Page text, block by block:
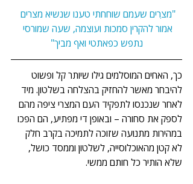
"מצרִים שעמם שוחחתי טענו שנשיא מצרים
אמור להקרין סמכות ועוצמה, שעה שמורסי
נתפש כפאתטי ואף מביך"
כך, האחים המוסלמים גילו שיותר קל ופשוט
להיבחר מאשר להחזיק בהצלחה בשלטון. מיד
לאחר שנכנסו לתפקיד העם המצרי ציפה מהם
לספק את סחורה – ובאופן די מפתיע, הם הפכו
במהירות מתנועה שזוכה לתמיכה בקרב חלק
לא קטן מהאוכלוסייה, לשלטון וממסד כושל,
שלא הותיר כל חותם ממשי.